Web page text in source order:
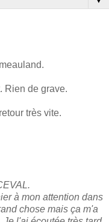
Rien de grave.
très vite.
à mon attention dans
chose mais ça m'a